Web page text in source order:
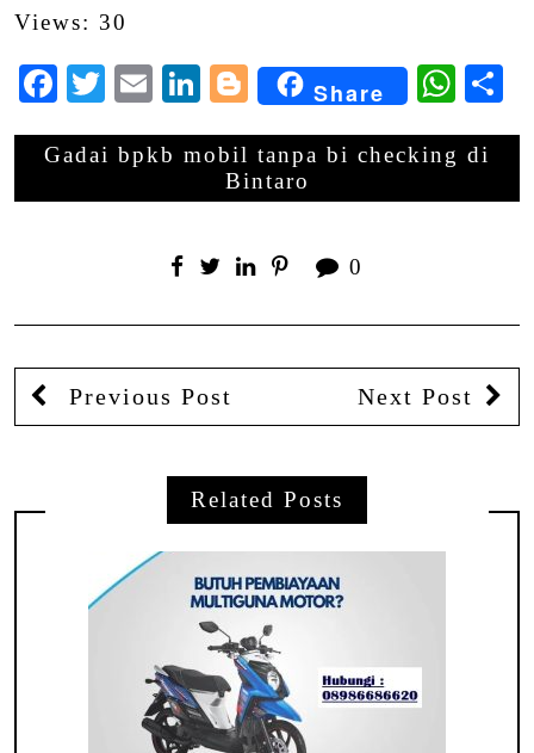
Views: 30
Facebook
Twitter
EmailLinkedIn
Blogger
Share
Gadai bpkb mobil tanpa bi checking di
Bintaro
0
Previous Post Next Post
Related Posts